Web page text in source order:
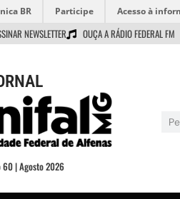
BR Participe Acesso à
NEWSLETTER OUÇA A RÁDIO FEDERAL FM
60 | Agosto 2026